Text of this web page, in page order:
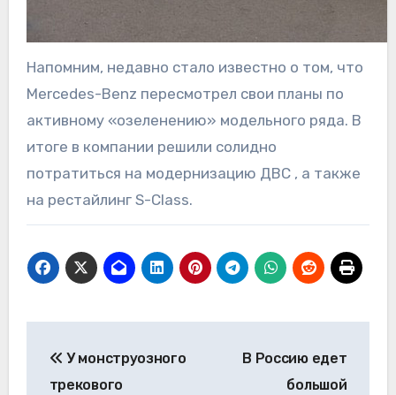
Напомним, недавно стало известно о том, что
Mercedes-Benz пересмотрел свои планы по
активному «озеленению» модельного ряда. В
итоге в компании решили солидно
потратиться на модернизацию ДВС , а также
на рестайлинг S-Class.
по
У монструозного
трекового
В Россию едет
большой